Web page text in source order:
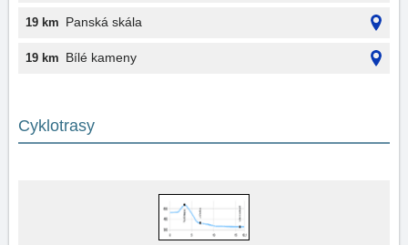
19 km Panská skála
19 km Bílé kameny
Cyklotrasy